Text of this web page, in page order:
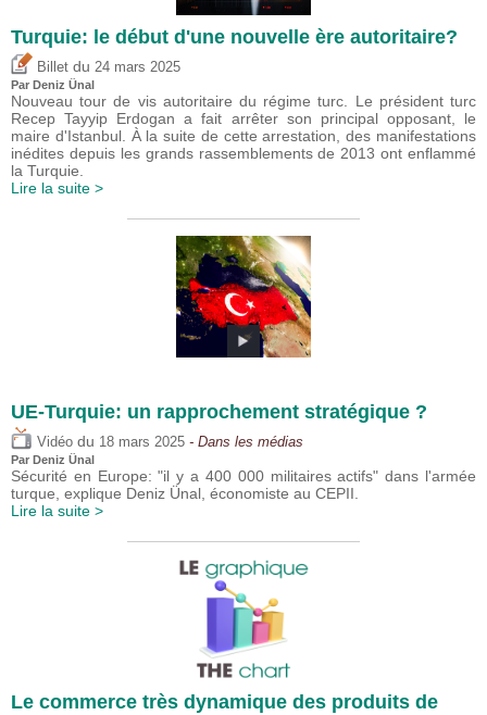
Turquie: le début d'une nouvelle ère autoritaire?
Billet du 24 mars 2025
Par Deniz Ünal
Nouveau tour de vis autoritaire du régime turc. Le président turc
Recep Tayyip Erdogan a fait arrêter son principal opposant, le
maire d'Istanbul. À la suite de cette arrestation, des manifestations
inédites depuis les grands rassemblements de 2013 ont enflammé
la Turquie.
Lire la suite >
UE-Turquie: un rapprochement stratégique ?
Vidéo du 18 mars 2025 - Dans les médias
Par Deniz Ünal
Sécurité en Europe: "il y a 400 000 militaires actifs" dans l'armée
turque, explique Deniz Ünal, économiste au CEPII.
Lire la suite >
Le commerce très dynamique des produits de